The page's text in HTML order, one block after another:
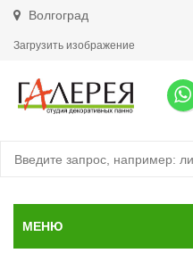
Волгоград
Загрузить изображение
МЕНЮ